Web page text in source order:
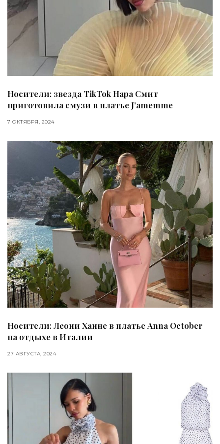
Носители: звезда TikTok Нара Смит
приготовила смузи в платье J’amemme
7 ОКТЯБРЯ, 2024
Носители: Леони Ханне в платье Anna October
на отдыхе в Италии
27 АВГУСТА, 2024